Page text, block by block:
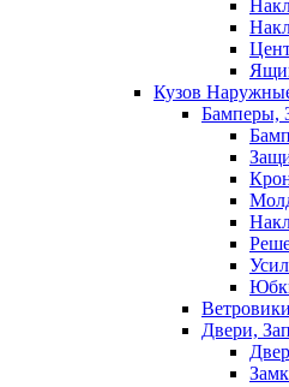
Кузов
Бамперы,
Ветровики
Двери,